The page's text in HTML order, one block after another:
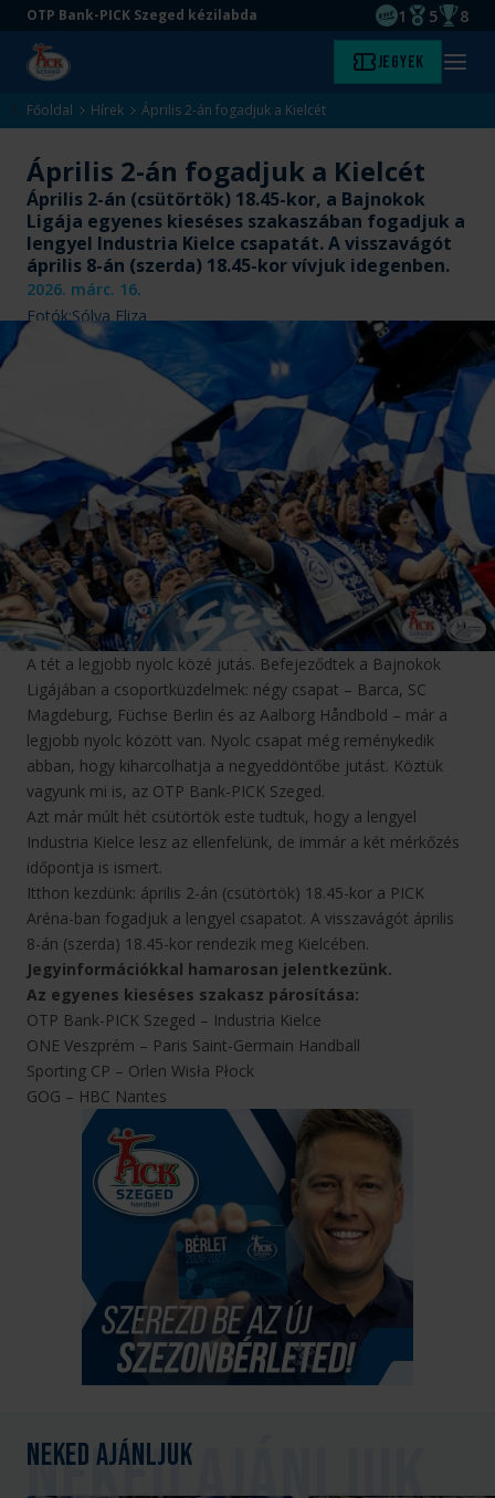
Ugrás
tartalomra
Ugrás
aljára
OTP Bank-PICK Szeged kézilabda
EHF
1
Magyar
5 8
Kezdőlap Jegyek Menü
Főoldal Hírek Április 2-án fogadjuk a Kielcét
Április 2-án fogadjuk a Kielcét
Április 2-án (csütörtök) 18.45-kor, a Bajnokok
Ligája egyenes kieséses szakaszában fogadjuk a
lengyel Industria Kielce csapatát. A visszavágót
április 8-án (szerda) 18.45-kor vívjuk idegenben.
2026. márc. 16.
Fotók:Sólya Eliza
A tét a legjobb nyolc közé jutás. Befejeződtek a Bajnokok
Ligájában a csoportküzdelmek: négy csapat – Barca, SC
Magdeburg, Füchse Berlin és az Aalborg Håndbold – már a
legjobb nyolc között van. Nyolc csapat még reménykedik
abban, hogy kiharcolhatja a negyeddöntőbe jutást. Köztük
vagyunk mi is, az OTP Bank-PICK Szeged.
Azt már múlt hét csütörtök este tudtuk, hogy a lengyel
Industria Kielce lesz az ellenfelünk, de immár a két mérkőzés
időpontja is ismert.
Itthon kezdünk: április 2-án (csütörtök) 18.45-kor a PICK
Aréna-ban fogadjuk a lengyel csapatot. A visszavágót április
8-án (szerda) 18.45-kor rendezik meg Kielcében.
Jegyinformációkkal hamarosan jelentkezünk.
Az egyenes kieséses szakasz párosítása:
OTP Bank-PICK Szeged – Industria Kielce
ONE Veszprém – Paris Saint-Germain Handball
Sporting CP – Orlen Wisła Płock
GOG – HBC Nantes
Neked ajánljuk